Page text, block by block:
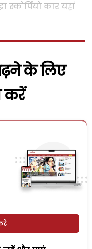
स्कोर्पियो कार यहां
के लिए
करें